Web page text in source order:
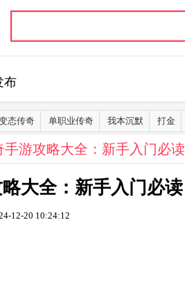
布
态传奇 单职业传奇 我本沉默 打金
游攻略大全：新手入门必读
大全：新手入门必读
12-20 10:24:12